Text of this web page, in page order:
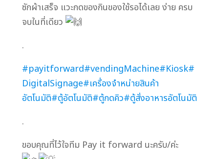
ซักผ้าเสร็จ แวะกดของกินของใช้รอได้เลย ง่าย ครบ
จบในที่เดียว
.
#payitforward#vendingMachine#Kiosk#
DigitalSignage#เครื่องจำหน่ายสินค้า
อัตโนมัติ#ตู้อัตโนมัติ#ตู้กดคิว#ตู้สั่งอาหารอัตโนมัติ
.
ขอบคุณที่ไว้ใจทีม Pay it forward นะครับ/ค่ะ